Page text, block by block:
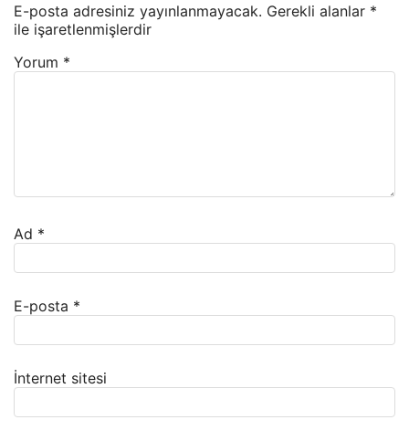
E-posta adresiniz yayınlanmayacak. Gerekli alanlar *
ile işaretlenmişlerdir
Yorum *
Ad *
E-posta *
İnternet sitesi